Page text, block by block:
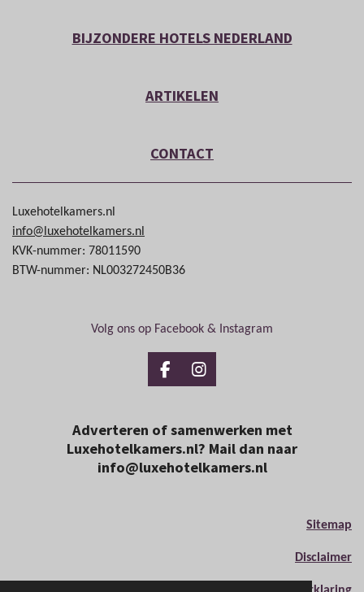
BIJZONDERE HOTELS NEDERLAND
ARTIKELEN
CONTACT
Luxehotelkamers.nl
info@luxehotelkamers.nl
KVK-nummer: 78011590
BTW-nummer: NL003272450B36
Volg ons op Facebook & Instagram
F
a
b
o
o
I
n
a
g
r
Adverteren of samenwerken met
Luxehotelkamers.nl? Mail dan naar
info@luxehotelkamers.nl
Sitemap
Disclaimer